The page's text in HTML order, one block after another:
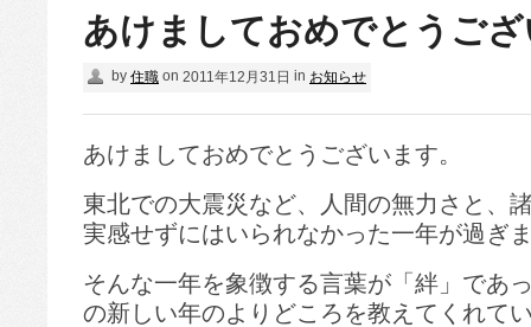
あけましておめでとうご
by 住職 on 2011年12月31日 in お知らせ
あけましておめでとうございます。
東北での大震災など、人間の無力さと、
実感せずにはいられなかった一年が過ぎ
そんな一年を象徴する言葉が「絆」であ
の新しい年のよりどころを教えてくれて